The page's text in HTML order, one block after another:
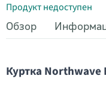
Продукт недоступен
Обзор
Куртка Northwave